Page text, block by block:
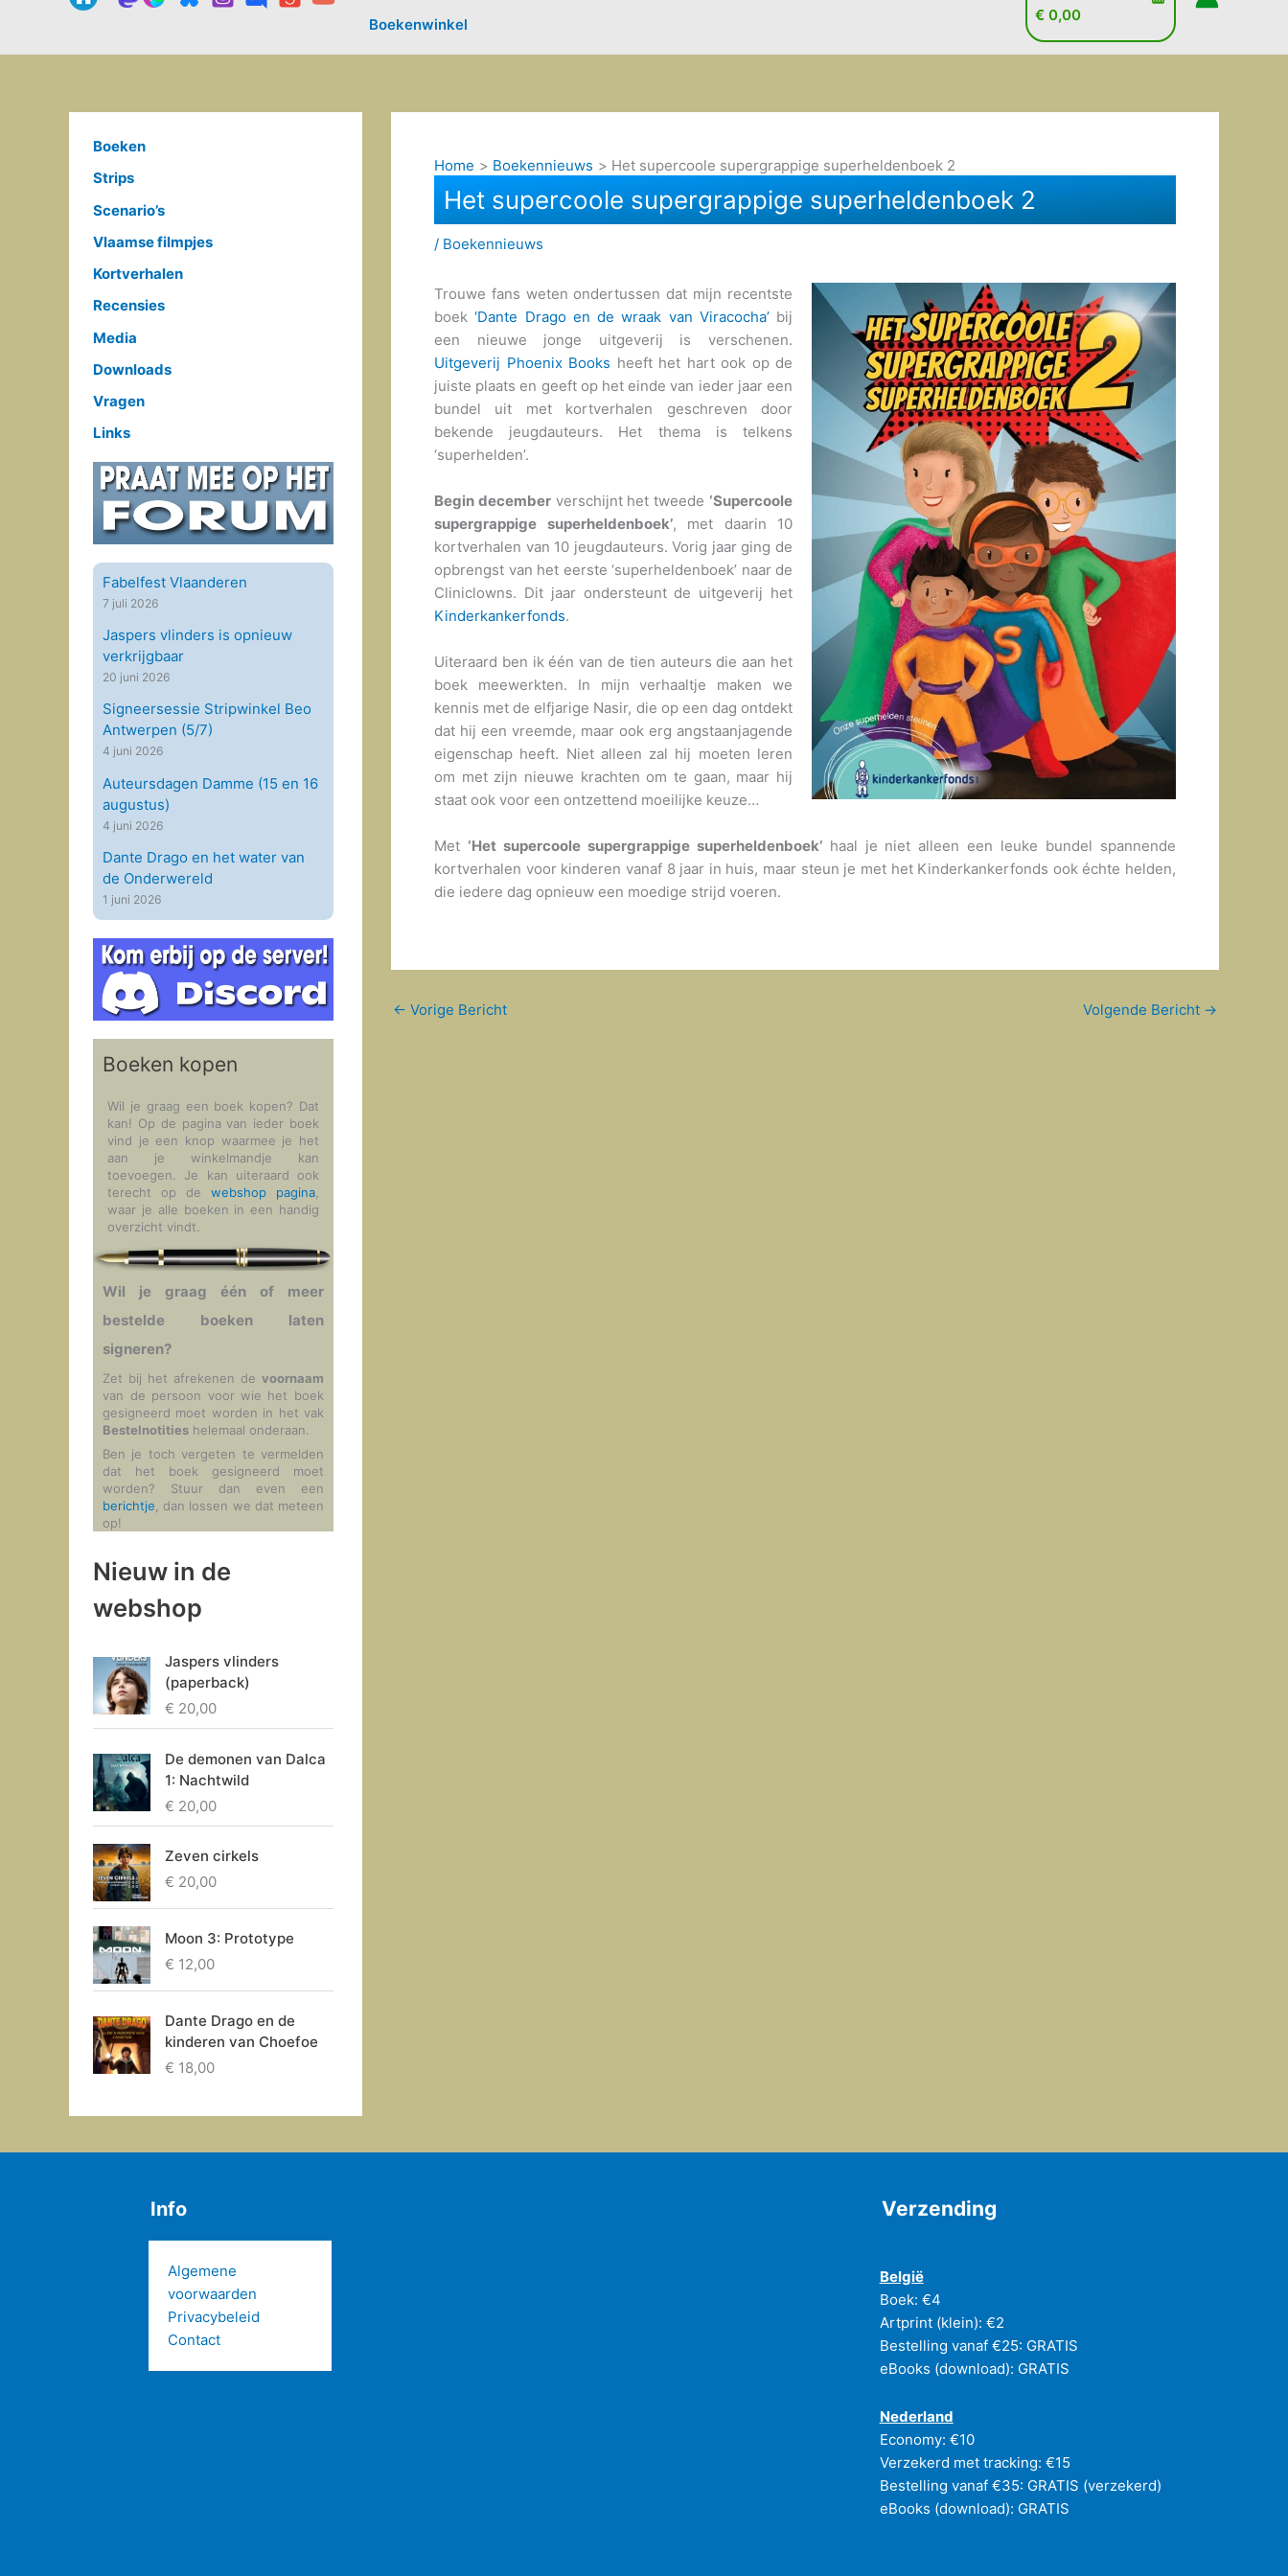
Boekenwinkel
€ 0,00
Boeken
Strips
Scenario’s
Vlaamse filmpjes
Kortverhalen
Recensies
Media
Downloads
Vragen
Links
Fabelfest Vlaanderen
7 juli 2026
Jaspers vlinders is opnieuw
verkrijgbaar
20 juni 2026
Signeersessie Stripwinkel Beo
Antwerpen (5/7)
4 juni 2026
Auteursdagen Damme (15 en 16
augustus)
4 juni 2026
Dante Drago en het water van
de Onderwereld
1 juni 2026
Boeken kopen
Wil je graag een boek kopen? Dat
kan! Op de pagina van ieder boek
vind je een knop waarmee je het
aan je winkelmandje kan
toevoegen. Je kan uiteraard ook
terecht op de webshop pagina,
waar je alle boeken in een handig
overzicht vindt.
Wil je graag één of meer
bestelde boeken laten
signeren?
Zet bij het afrekenen de voornaam
van de persoon voor wie het boek
gesigneerd moet worden in het vak
Bestelnotities helemaal onderaan.
Ben je toch vergeten te vermelden
dat het boek gesigneerd moet
worden? Stuur dan even een
berichtje , dan lossen we dat meteen
op!
Nieuw in de
webshop
Jaspers vlinders
(paperback)
€ 20,00
De demonen van Dalca
1: Nachtwild
€ 20,00
Zeven cirkels
€ 20,00
Moon 3: Prototype
€ 12,00
Dante Drago en de
kinderen van Choefoe
€ 18,00
Home Boekennieuws Het supercoole supergrappige superheldenboek 2
Het supercoole supergrappige superheldenboek 2
/ Boekennieuws
Trouwe fans weten ondertussen dat mijn recentste
boek‘Dante Drago en de wraak van Viracocha’bij
een nieuwe jonge uitgeverij is verschenen.
Uitgeverij Phoenix Books heeft het hart ook op de
juiste plaats en geeft op het einde van ieder jaar een
bundel uit met kortverhalen geschreven door
bekende jeugdauteurs. Het thema is telkens
‘superhelden’.
Begin decemberverschijnt het tweede ‘Supercoole
supergrappige superheldenboek’, met daarin 10
kortverhalen van 10 jeugdauteurs. Vorig jaar ging de
opbrengst van het eerste ‘superheldenboek’ naar de
Cliniclowns. Dit jaar ondersteunt de uitgeverij het
Kinderkankerfonds.
Uiteraard ben ik één van de tien auteurs die aan het
boek meewerkten. In mijn verhaaltje maken we
kennis met de elfjarige Nasir, die op een dag ontdekt
dat hij een vreemde, maar ook erg angstaanjagende
eigenschap heeft. Niet alleen zal hij moeten leren
om met zijn nieuwe krachten om te gaan, maar hij
staat ook voor een ontzettend moeilijke keuze…
Met ‘Het supercoole supergrappige superheldenboek’haal je niet alleen een leuke bundel spannende
kortverhalen voor kinderen vanaf 8 jaar in huis, maar steun je met het Kinderkankerfonds ook échte helden,
die iedere dag opnieuw een moedige strijd voeren.
← Vorige Bericht Volgende Bericht →
Info
Algemene
voorwaarden
Privacybeleid
Contact
Verzending
België
Boek: €4
Artprint (klein): €2
Bestelling vanaf €25: GRATIS
eBooks (download): GRATIS
Nederland
Economy: €10
Verzekerd met tracking: €15
Bestelling vanaf €35: GRATIS (verzekerd)
eBooks (download): GRATIS